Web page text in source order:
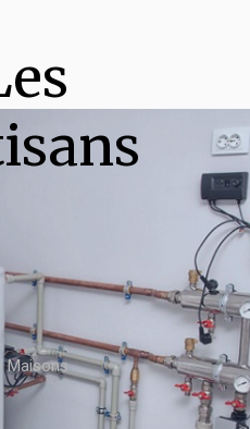
Maisons